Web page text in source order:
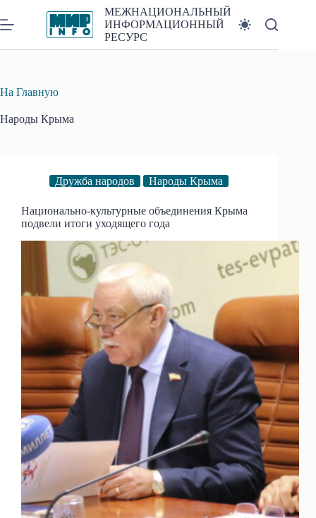
к
сути
МЕЖНАЦИОНАЛЬНЫЙ
ИНФОРМАЦИОННЫЙ
РЕСУРС
На Главную
Народы Крыма
Дружба народов Народы Крыма
Национально-культурные объединения Крыма
подвели итоги уходящего года